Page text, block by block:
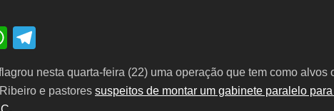
W
at e
nesta quarta-feira (22) uma operação que tem como alvos
e pastores suspeitos de montar um gabinete paralelo